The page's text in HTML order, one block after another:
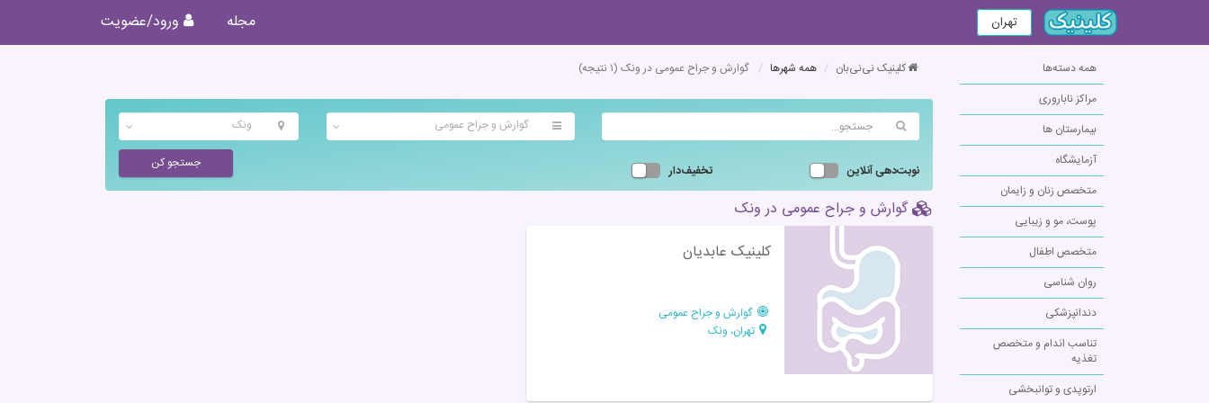
تهران مجله ورود/عضویت
همه دسته‌ها
مراکز ناباروری
بیمارستان ها
آزمایشگاه
متخصص زنان و زایمان
پوست، مو و زیبایی
متخصص اطفال
روان شناسی
دندانپزشکی
تناسب اندام و متخصص
تغذیه
ارتوپدی و توانبخشی
کلینیک نی‌نی‌بان همه شهرها گوارش و جراح عمومی در ونک (۱ نتیجه)
گوارش و جراح عمومی ونک
نوبت‌دهی آنلاین تخفیف‌دار جستجو کن
گوارش و جراح عمومی در ونک
کلینیک عابدیان
گوارش و جراح عمومی
تهران، ونک